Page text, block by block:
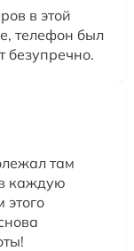
в этой
телефон был
безупречно.
там
каждую